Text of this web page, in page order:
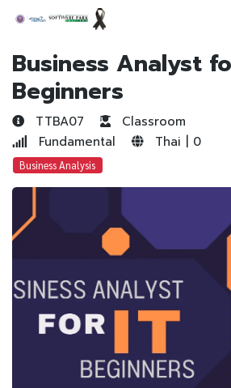
Business Analyst
Beginners
TTBA07
Classroom
Fundamental
Thai | 0
Business Analysis